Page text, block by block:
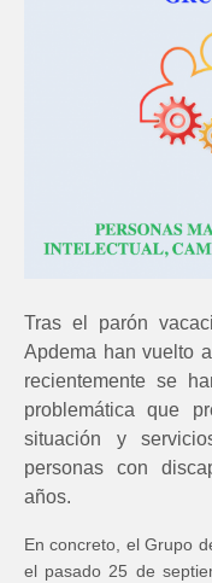
Tras el parón
Apdema han vuelto
recientemente se
problemática que
situación y
personas con
años.
En concreto, el Grupo
el pasado 25 de